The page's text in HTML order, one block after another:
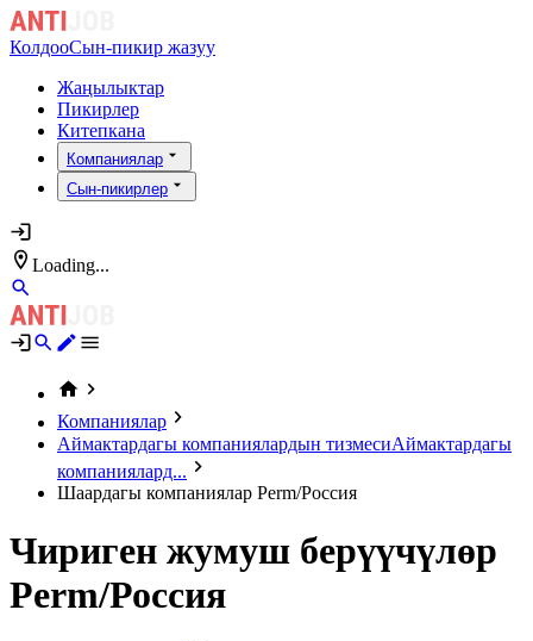
КолдооСын-пикир жазуу
Жаңылыктар
Пикирлер
Китепкана
Компаниялар
Сын-пикирлер
Loading...
Компаниялар
Аймактардагы компаниялардын тизмесиАймактардагы
компаниялард...
Шаардагы компаниялар Perm/Россия
Чириген жумуш берүүчүлөр
Perm/Россия